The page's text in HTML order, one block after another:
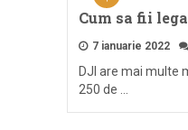
Cum sa fii
7 ianuarie 2022
DJI are mai multe
250 de …